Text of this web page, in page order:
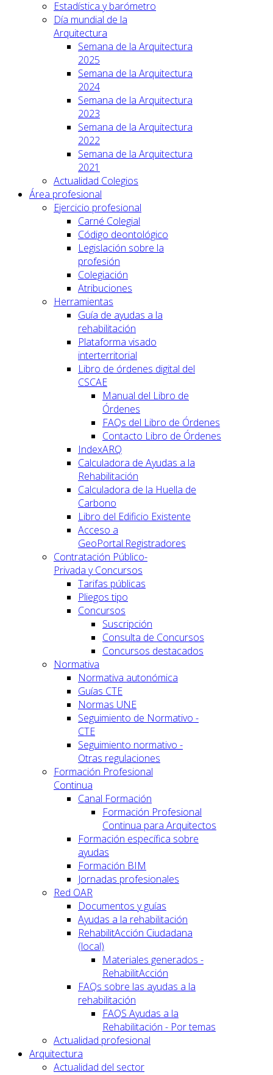
Estadística y barómetro
Día mundial de la
Arquitectura
Semana de la Arquitectura
2025
Semana de la Arquitectura
2024
Semana de la Arquitectura
2023
Semana de la Arquitectura
2022
Semana de la Arquitectura
2021
Actualidad Colegios
Área profesional
Ejercicio profesional
Carné Colegial
Código deontológico
Legislación sobre la
profesión
Colegiación
Atribuciones
Herramientas
Guía de ayudas a la
rehabilitación
Plataforma visado
interterritorial
Libro de órdenes digital del
CSCAE
Manual del Libro de
Órdenes
FAQs del Libro de Órdenes
Contacto Libro de Órdenes
IndexARQ
Calculadora de Ayudas a la
Rehabilitación
Calculadora de la Huella de
Carbono
Libro del Edificio Existente
Acceso a
GeoPortal.Registradores
Contratación Público-
Privada y Concursos
Tarifas públicas
Pliegos tipo
Concursos
Suscripción
Consulta de Concursos
Concursos destacados
Normativa
Normativa autonómica
Guías CTE
Normas UNE
Seguimiento de Normativo -
CTE
Seguimiento normativo -
Otras regulaciones
Formación Profesional
Continua
Canal Formación
Formación Profesional
Continua para Arquitectos
Formación específica sobre
ayudas
Formación BIM
Jornadas profesionales
Red OAR
Documentos y guías
Ayudas a la rehabilitación
RehabilitAcción Ciudadana
(local)
Materiales generados -
RehabilitAcción
FAQs sobre las ayudas a la
rehabilitación
FAQS Ayudas a la
Rehabilitación - Por temas
Actualidad profesional
Arquitectura
Actualidad del sector